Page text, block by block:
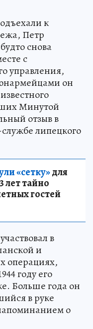
к
Петр
снова
с
управления,
он
Минутой
отзыв в
липецкого
«сетку»для
лет тайно
гостей
в
и
операциях,
году его
Больше года он
в руке
о